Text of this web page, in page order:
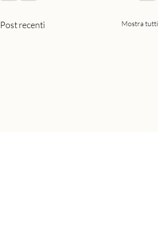
Post recenti Mostra tutti